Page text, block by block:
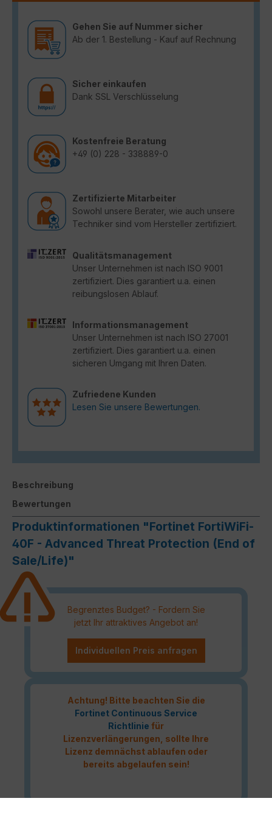
Gehen Sie auf Nummer sicher
Ab der 1. Bestellung - Kauf auf Rechnung
Sicher einkaufen
Dank SSL Verschlüsselung
Kostenfreie Beratung
+49 (0) 228 - 338889-0
Zertifizierte Mitarbeiter
Sowohl unsere Berater, wie auch unsere
Techniker sind vom Hersteller zertifiziert.
Qualitätsmanagement
Unser Unternehmen ist nach ISO 9001
zertifiziert. Dies garantiert u.a. einen
reibungslosen Ablauf.
Informationsmanagement
Unser Unternehmen ist nach ISO 27001
zertifiziert. Dies garantiert u.a. einen
sicheren Umgang mit Ihren Daten.
Zufriedene Kunden
Lesen Sie unsere Bewertungen.
Beschreibung
Bewertungen
Produktinformationen "Fortinet FortiWiFi-
40F - Advanced Threat Protection (End of
Sale/Life)"
Begrenztes Budget? - Fordern Sie
jetzt Ihr attraktives Angebot an!
Individuellen Preis anfragen
Achtung! Bitte beachten Sie die
Fortinet Continuous Service
Richtlinie für
Lizenzverlängerungen, sollte Ihre
Lizenz demnächst ablaufen oder
bereits abgelaufen sein!